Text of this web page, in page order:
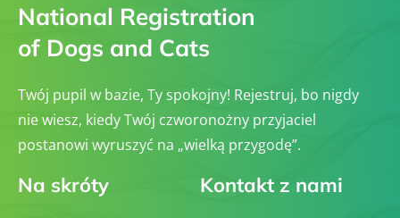
National Registration
of Dogs and Cats
Twój pupil w bazie, Ty spokojny! Rejestruj, bo nigdy
nie wiesz, kiedy Twój czworonożny przyjaciel
postanowi wyruszyć na „wielką przygodę”.
Na skróty Kontakt z nami